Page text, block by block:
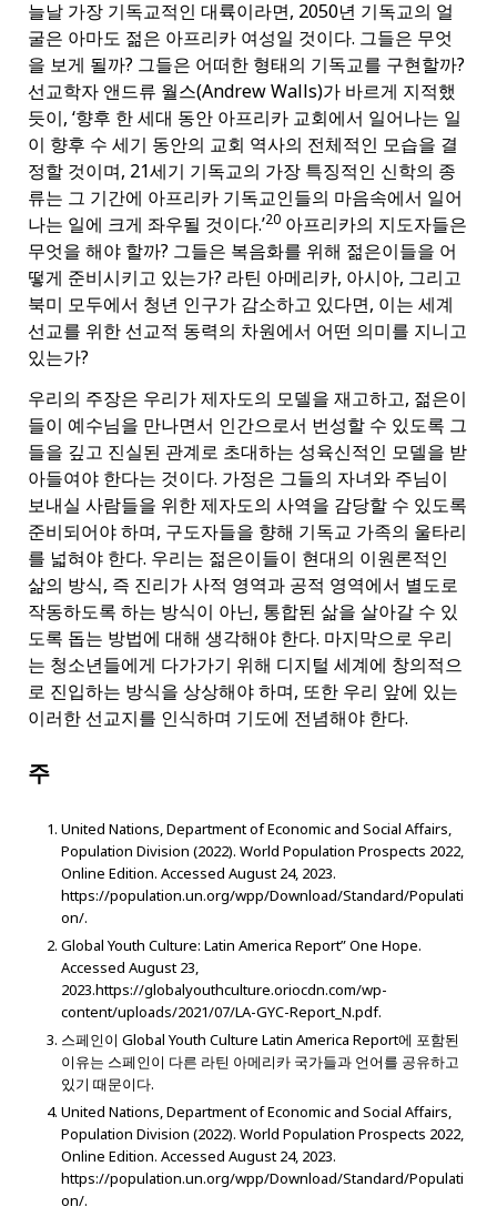
늘날 가장 기독교적인 대륙이라면, 2050년 기독교의 얼
굴은 아마도 젊은 아프리카 여성일 것이다. 그들은 무엇
을 보게 될까? 그들은 어떠한 형태의 기독교를 구현할까?
선교학자 앤드류 월스(Andrew Walls)가 바르게 지적했
듯이, ‘향후 한 세대 동안 아프리카 교회에서 일어나는 일
이 향후 수 세기 동안의 교회 역사의 전체적인 모습을 결
정할 것이며, 21세기 기독교의 가장 특징적인 신학의 종
류는 그 기간에 아프리카 기독교인들의 마음속에서 일어
나는 일에 크게 좌우될 것이다.’20 아프리카의 지도자들은
무엇을 해야 할까? 그들은 복음화를 위해 젊은이들을 어
떻게 준비시키고 있는가? 라틴 아메리카, 아시아, 그리고
북미 모두에서 청년 인구가 감소하고 있다면, 이는 세계
선교를 위한 선교적 동력의 차원에서 어떤 의미를 지니고
있는가?
우리의 주장은 우리가 제자도의 모델을 재고하고, 젊은이
들이 예수님을 만나면서 인간으로서 번성할 수 있도록 그
들을 깊고 진실된 관계로 초대하는 성육신적인 모델을 받
아들여야 한다는 것이다. 가정은 그들의 자녀와 주님이
보내실 사람들을 위한 제자도의 사역을 감당할 수 있도록
준비되어야 하며, 구도자들을 향해 기독교 가족의 울타리
를 넓혀야 한다. 우리는 젊은이들이 현대의 이원론적인
삶의 방식, 즉 진리가 사적 영역과 공적 영역에서 별도로
작동하도록 하는 방식이 아닌, 통합된 삶을 살아갈 수 있
도록 돕는 방법에 대해 생각해야 한다. 마지막으로 우리
는 청소년들에게 다가가기 위해 디지털 세계에 창의적으
로 진입하는 방식을 상상해야 하며, 또한 우리 앞에 있는
이러한 선교지를 인식하며 기도에 전념해야 한다.
주
United Nations, Department of Economic and Social Affairs,
Population Division (2022). World Population Prospects 2022,
Online Edition. Accessed August 24, 2023.
https://population.un.org/wpp/Download/Standard/Populati
on/.
Global Youth Culture: Latin America Report” One Hope.
Accessed August 23,
2023.https://globalyouthculture.oriocdn.com/wp-
content/uploads/2021/07/LA-GYC-Report_N.pdf.
스페인이 Global Youth Culture Latin America Report에 포함된
이유는 스페인이 다른 라틴 아메리카 국가들과 언어를 공유하고
있기 때문이다.
United Nations, Department of Economic and Social Affairs,
Population Division (2022). World Population Prospects 2022,
Online Edition. Accessed August 24, 2023.
https://population.un.org/wpp/Download/Standard/Populati
on/.